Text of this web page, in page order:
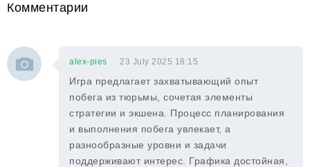
Комментарии
alex-pies 23 July 2025 18:15
Игра предлагает захватывающий опыт
побега из тюрьмы, сочетая элементы
стратегии и экшена. Процесс планирования
и выполнения побега увлекает, а
разнообразные уровни и задачи
поддерживают интерес. Графика достойная,